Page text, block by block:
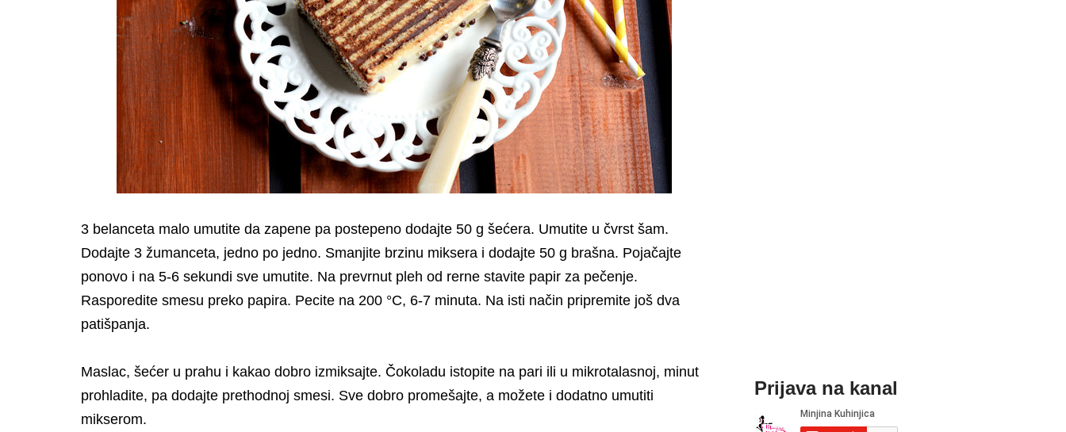
3 belanceta malo umutite da zapene pa postepeno dodajte 50 g šećera. Umutite u čvrst šam.
Dodajte 3 žumanceta, jedno po jedno. Smanjite brzinu miksera i dodajte 50 g brašna. Pojačajte
ponovo i na 5-6 sekundi sve umutite. Na prevrnut pleh od rerne stavite papir za pečenje.
Rasporedite smesu preko papira. Pecite na 200 °C, 6-7 minuta. Na isti način pripremite još dva
patišpanja.
Maslac, šećer u prahu i kakao dobro izmiksajte. Čokoladu istopite na pari ili u mikrotalasnoj, minut
prohladite, pa dodajte prethodnoj smesi. Sve dobro promešajte, a možete i dodatno umutiti
mikserom.
Prijava na kanal